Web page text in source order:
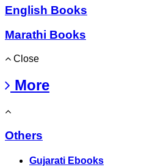
English Books
Marathi Books
Close
More
Others
Gujarati Ebooks